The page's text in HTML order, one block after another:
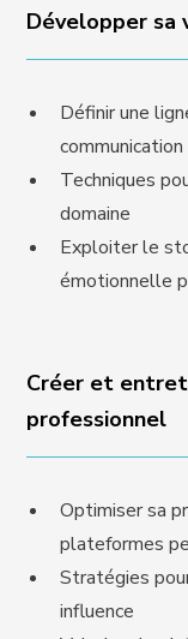
Développer sa
Définir une
Techniques
domaine
Exploiter le
émotionnelle
Créer et
professionnel
Optimiser sa
plateformes
Stratégies
influence